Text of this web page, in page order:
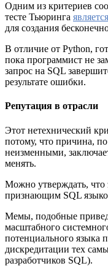
Одним из критериев
тесте Тьюринга
для создания
В отличие от Python,
пока программист не
запрос на SQL
результате ошибки.
Репутация в отрасли
Этот нетехнический
потому, что причина,
неизменными,
менять.
Можно утверждать, что
признающим SQL
Мемы, подобные
масштабного
потенциального языка
дискредитации тех
разработчиков SQL).